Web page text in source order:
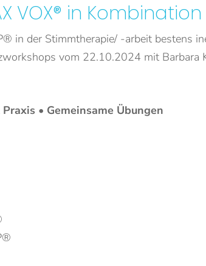
VOX® in Kombination
in der Stimmtherapie/ -arbeit bestens
vom 22.10.2024 mit Barbara
• Gemeinsame Übungen